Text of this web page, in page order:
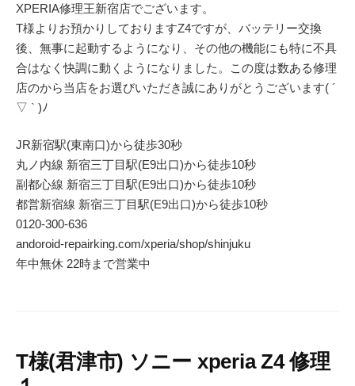
XPERIA修理王新宿店でございます。
T様よりお預かりしておりますZ4ですが、バッテリー交換
後、無事に起動するようになり、その他の機能にも特に不具
合はなく快調に動くようになりました。この度は数ある修理
店のから当店をお選びいただき誠にありがとうございます( ´
▽ ` )ﾉ
JR新宿駅(東南口)から徒歩30秒
丸ノ内線 新宿三丁目駅(E9出口)から徒歩10秒
副都心線 新宿三丁目駅(E9出口)から徒歩10秒
都営新宿線 新宿三丁目駅(E9出口)から徒歩10秒
0120-300-636
andoroid-repairking.com/xperia/shop/shinjuku
年中無休 22時まで営業中
T様(君津市) ソニー xperia Z4 修理